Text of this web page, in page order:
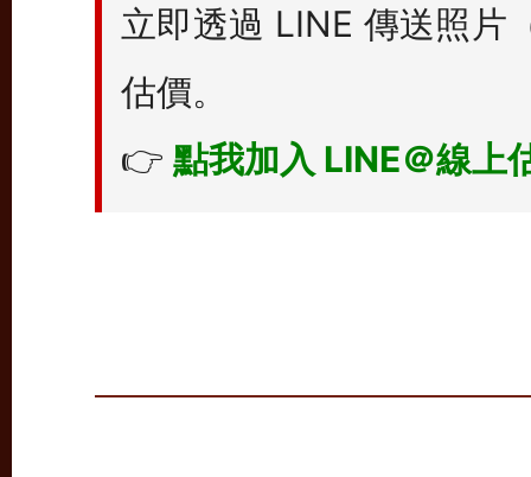
立即透過 LINE 傳送照片
估價。
👉 點我加入 LINE＠線上